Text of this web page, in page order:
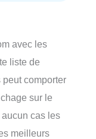
avec les
liste de
comporter
sur le
cas les
meilleurs